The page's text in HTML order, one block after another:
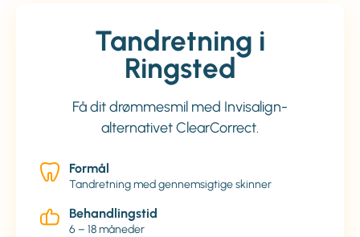
Tandretning i
Ringsted
Få dit drømmesmil med Invisalign-
alternativet ClearCorrect.
Formål
Tandretning med gennemsigtige skinner
Behandlingstid
6 – 18 måneder